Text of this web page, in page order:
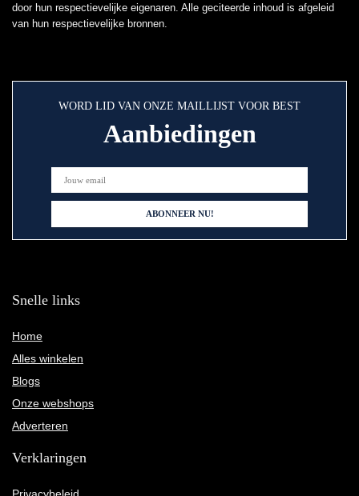
door hun respectievelijke eigenaren. Alle geciteerde inhoud is afgeleid
van hun respectievelijke bronnen.
WORD LID VAN ONZE MAILLIJST VOOR BEST
Aanbiedingen
Snelle links
Home
Alles winkelen
Blogs
Onze webshops
Adverteren
Verklaringen